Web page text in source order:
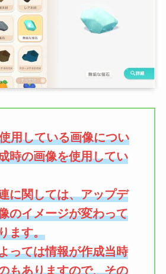
用している画像につい
時の画像を使用してい
に関しては、アップデ
のイメージが変わって
ます。
っては情報が作成当時
もありますので、その